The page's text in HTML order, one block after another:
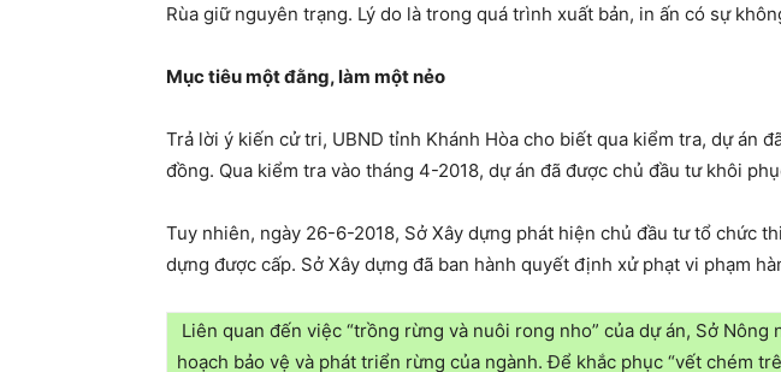
Rùa giữ nguyên trạng. Lý do là trong quá trình xuất bản, in ấn có sự
Mục tiêu một đằng, làm một nẻo
Trả lời ý kiến cử tri, UBND tỉnh Khánh Hòa cho biết qua kiểm tra, dự án
đồng. Qua kiểm tra vào tháng 4-2018, dự án đã được chủ đầu tư khôi
Tuy nhiên, ngày 26-6-2018, Sở Xây dựng phát hiện chủ đầu tư tổ chức
dựng được cấp. Sở Xây dựng đã ban hành quyết định xử phạt vi phạm
Liên quan đến việc “trồng rừng và nuôi rong nho” của dự án, Sở
hoạch bảo vệ và phát triển rừng của ngành. Để khắc phục “vết chém